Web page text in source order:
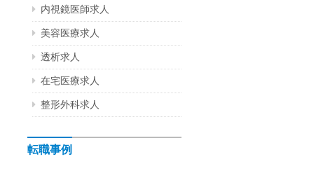
内視鏡医師求人
美容医療求人
透析求人
在宅医療求人
整形外科求人
転職事例